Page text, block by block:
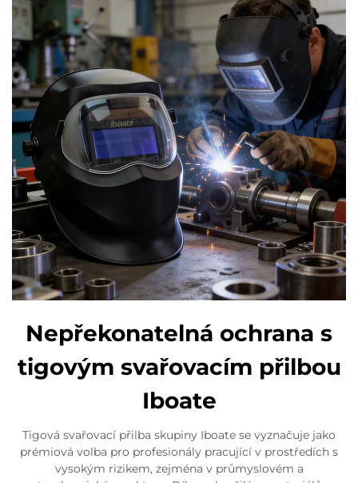
Nepřekonatelná ochrana s
tigovým svařovacím přilbou
Iboate
Tigová svařovací přilba skupiny Iboate se vyznačuje jako
prémiová volba pro profesionály pracující v prostředích s
vysokým rizikem, zejména v průmyslovém a